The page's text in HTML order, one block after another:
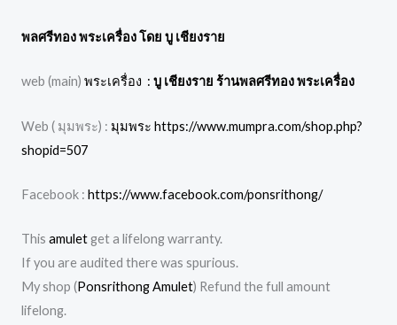
พลศรีทอง พระเครื่อง โดย บู เชียงราย
web (main) พระเครื่อง : บู เชียงราย ร้านพลศรีทอง พระเครื่อง
Web ( มุมพระ) : มุมพระ https://www.mumpra.com/shop.php?
shopid=507
Facebook : https://www.facebook.com/ponsrithong/
This amuletget a lifelong warranty.
If you are audited there was spurious.
My shop (Ponsrithong Amulet) Refund the full amount
lifelong.